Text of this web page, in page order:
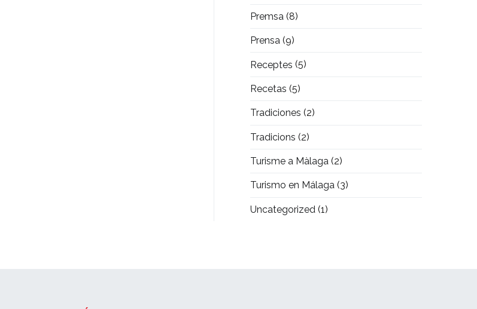
Premsa (8)
Prensa (9)
Receptes (5)
Recetas (5)
Tradiciones (2)
Tradicions (2)
Turisme a Màlaga (2)
Turismo en Málaga (3)
Uncategorized (1)